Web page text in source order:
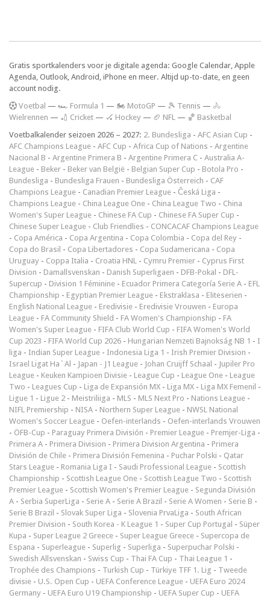
Gratis sportkalenders voor je digitale agenda: Google Calendar, Apple
Agenda, Outlook, Android, iPhone en meer. Altijd up-to-date, en geen
account nodig.
Voetbal — 🏎️ Formula 1 — 🏍 MotoGP — 🎾 Tennis — 🚴
Wielrennen — 🏏 Cricket — 🏑 Hockey — 🏈 NFL — 🏀 Basketbal
Voetbalkalender seizoen 2026 – 2027: 2. Bundesliga - AFC Asian Cup -
AFC Champions League - AFC Cup - Africa Cup of Nations - Argentine
Nacional B - Argentine Primera B - Argentine Primera C - Australia A-
League - Beker - Beker van België - Belgian Super Cup - Botola Pro -
Bundesliga - Bundesliga Frauen - Bundesliga Österreich - CAF
Champions League - Canadian Premier League - Česká Liga -
Champions League - China League One - China League Two - China
Women's Super League - Chinese FA Cup - Chinese FA Super Cup -
Chinese Super League - Club Friendlies - CONCACAF Champions League
- Copa América - Copa Argentina - Copa Colombia - Copa del Rey -
Copa do Brasil - Copa Libertadores - Copa Sudamericana - Copa
Uruguay - Coppa Italia - Croatia HNL - Cymru Premier - Cyprus First
Division - Damallsvenskan - Danish Superligaen - DFB-Pokal - DFL-
Supercup - Division 1 Féminine - Ecuador Primera Categoría Serie A - EFL
Championship - Egyptian Premier League - Ekstraklasa - Eliteserien -
English National League - Eredivisie - Eredivisie Vrouwen - Europa
League - FA Community Shield - FA Women's Championship - FA
Women's Super League - FIFA Club World Cup - FIFA Women's World
Cup 2023 - FIFA World Cup 2026 - Hungarian Nemzeti Bajnokság NB 1 - I
liga - Indian Super League - Indonesia Liga 1 - Irish Premier Division -
Israel Ligat Ha`Al - Japan - J1 League - Johan Cruijff Schaal - Jupiler Pro
League - Keuken Kampioen Divisie - League Cup - League One - League
Two - Leagues Cup - Liga de Expansión MX - Liga MX - Liga MX Femenil -
Ligue 1 - Ligue 2 - Meistriliiga - MLS - MLS Next Pro - Nations League -
NIFL Premiership - NISA - Northern Super League - NWSL National
Women's Soccer League - Oefen-interlands - Oefen-interlands Vrouwen
- ÖFB-Cup - Paraguay Primera División - Premier League - Premjer-Liga -
Primera A - Primera Division - Primera Division Argentina - Primera
División de Chile - Primera División Femenina - Puchar Polski - Qatar
Stars League - Romania Liga I - Saudi Professional League - Scottish
Championship - Scottish League One - Scottish League Two - Scottish
Premier League - Scottish Women's Premier League - Segunda División
A - Serbia SuperLiga - Serie A - Serie A Brazil - Serie A Women - Serie B -
Serie B Brazil - Slovak Super Liga - Slovenia PrvaLiga - South African
Premier Division - South Korea - K League 1 - Super Cup Portugal - Süper
Kupa - Super League 2 Greece - Super League Greece - Supercopa de
Espana - Superleague - Superlig - Superliga - Superpuchar Polski -
Swedish Allsvenskan - Swiss Cup - Thai FA Cup - Thai League 1 -
Trophée des Champions - Turkish Cup - Türkiye TFF 1. Lig - Tweede
divisie - U.S. Open Cup - UEFA Conference League - UEFA Euro 2024
Germany - UEFA Euro U19 Championship - UEFA Super Cup - UEFA